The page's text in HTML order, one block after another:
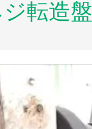
ジ転造盤